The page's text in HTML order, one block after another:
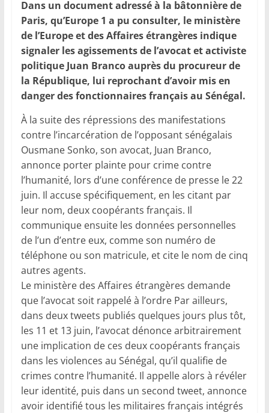
Dans un document adressé à la bâtonnière de
Paris, qu’Europe 1 a pu consulter, le ministère
de l’Europe et des Affaires étrangères indique
signaler les agissements de l’avocat et activiste
politique Juan Branco auprès du procureur de
la République, lui reprochant d’avoir mis en
danger des fonctionnaires français au Sénégal.
À la suite des répressions des manifestations
contre l’incarcération de l’opposant sénégalais
Ousmane Sonko, son avocat, Juan Branco,
annonce porter plainte pour crime contre
l’humanité, lors d’une conférence de presse le 22
juin. Il accuse spécifiquement, en les citant par
leur nom, deux coopérants français. Il
communique ensuite les données personnelles
de l’un d’entre eux, comme son numéro de
téléphone ou son matricule, et cite le nom de cinq
autres agents.
Le ministère des Affaires étrangères demande
que l’avocat soit rappelé à l’ordre Par ailleurs,
dans deux tweets publiés quelques jours plus tôt,
les 11 et 13 juin, l’avocat dénonce arbitrairement
une implication de ces deux coopérants français
dans les violences au Sénégal, qu’il qualifie de
crimes contre l’humanité. Il appelle alors à révéler
leur identité, puis dans un second tweet, annonce
avoir identifié tous les militaires français intégrés